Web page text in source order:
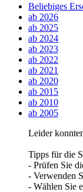
Beliebiges
ab 2026
ab 2025
ab 2024
ab 2023
ab 2022
ab 2021
ab 2020
ab 2015
ab 2010
ab 2005
Leider
Tipps für die
- Prüfen Sie
- Verwenden
- Wählen Sie